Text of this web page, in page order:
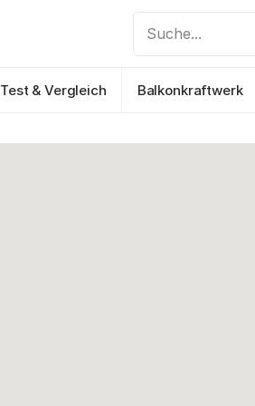
Suche...
Test & Vergleich Balkonkraftwerk